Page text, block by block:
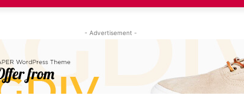
- Advertisement -